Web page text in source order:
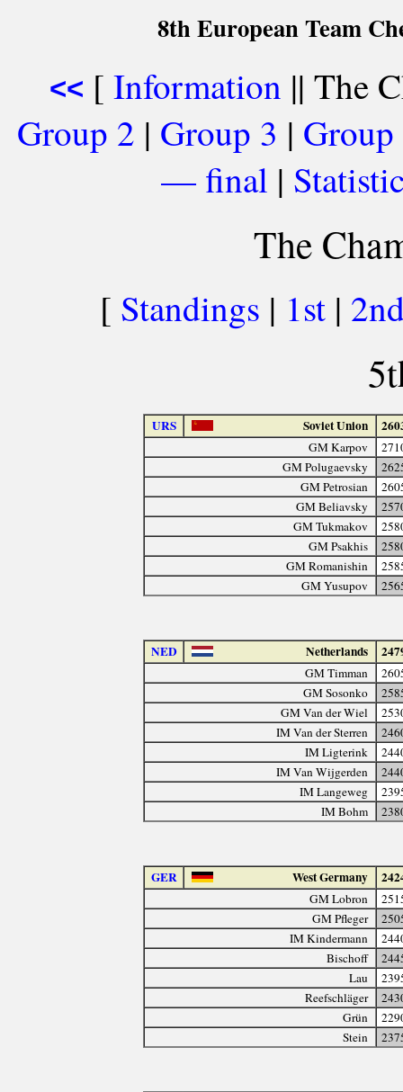
8th European Team
<< [ Information || The
Group 2 | Group 3 |
— final |
The
[ Standings | 1st |
URS Soviet Union
GM Karpov
GM Polugaevsky
GM Petrosian
GM Beliavsky
GM Tukmakov
GM Psakhis
GM Romanishin
GM Yusupov
NED Netherlands
GM Timman
GM Sosonko
GM Van der Wiel
IM Van der Sterren
IM Ligterink
IM Van Wijgerden
IM Langeweg
IM Bohm
GER West Germany
GM Lobron
GM Pfleger
IM Kindermann
Bischoff
Lau
Reefschläger
Grün
Stein